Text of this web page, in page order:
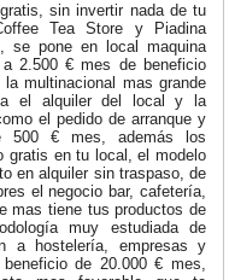
sin invertir nada de tu
Tea Store y Piadina
se pone en local maquina
2.500 € mes de beneficio
multinacional mas grande
el alquiler del local y la
el pedido de arranque y
500 € mes, además los
gratis en tu local, el modelo
en alquiler sin traspaso, de
el negocio bar, cafetería,
mas tiene tus productos de
muy estudiada de
a hostelería, empresas y
de 20.000 € mes,